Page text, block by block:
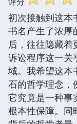
初次接触到这本
书名产生了浓厚
后，往往隐藏
诉讼程序这一关
域。我希望这本
石的哲学理念，
它究竟是一种事
根本性保障。同